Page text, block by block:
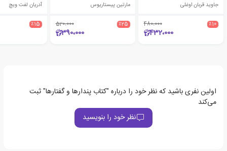
جاوید قربان اوغلی
٪10 480،000
432،000
مارتین پیستاریوس
٪25 520،000
390،000
آدریان لفت ویچ
٪15
اولین نفری باشید که نظر خود را درباره "کتاب پندارها و گفتارها" ثبت
می‌کند
نظر خود را بنویسید